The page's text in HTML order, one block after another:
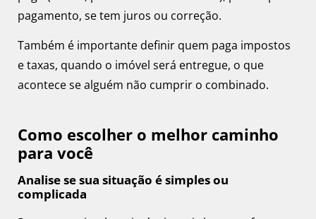
pagamento, se tem juros ou correção.
Também é importante definir quem paga impostos
e taxas, quando o imóvel será entregue, o que
acontece se alguém não cumprir o combinado.
Como escolher o melhor caminho
para você
Analise se sua situação é simples ou
complicada